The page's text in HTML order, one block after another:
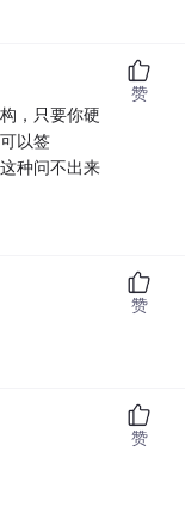
，只要你硬
以签
种问不出来
赞
赞
赞